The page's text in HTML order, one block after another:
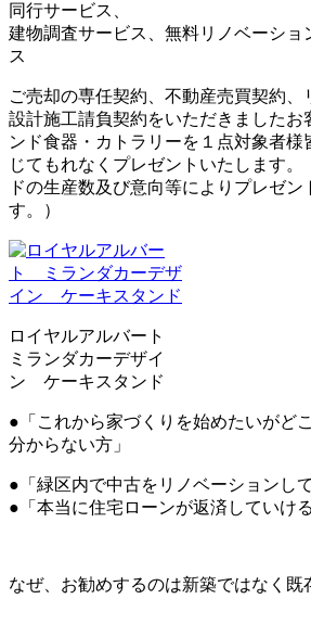
同行サービス、
建物調査サービス、無料リノベーショ
ス
ご売却の専任契約、不動産売買契約
設計施工請負契約をいただきましたお
ンド食器・カトラリーを１点対象者
じてもれなくプレゼントいたします。
ドの生産数及び意向等によりプレゼン
す。）
ロイヤルアルバート
ミランダカーデザイ
ン ケーキスタンド
●「これから家づくりを始めたいがど
分からない方」
●「緑区内で中古をリノベーションし
●「本当に住宅ローンが返済していけ
なぜ、お勧めするのは新築ではなく既